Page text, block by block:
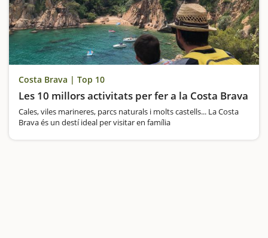
Costa Brava | Top 10
Les 10 millors activitats per fer a la Costa Brava
Cales, viles marineres, parcs naturals i molts castells... La Costa
Brava és un destí ideal per visitar en família